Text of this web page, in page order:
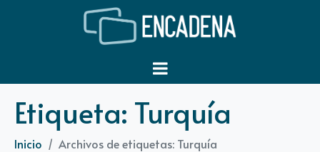
Etiqueta: Turquía
Inicio Archivos de etiquetas: Turquía